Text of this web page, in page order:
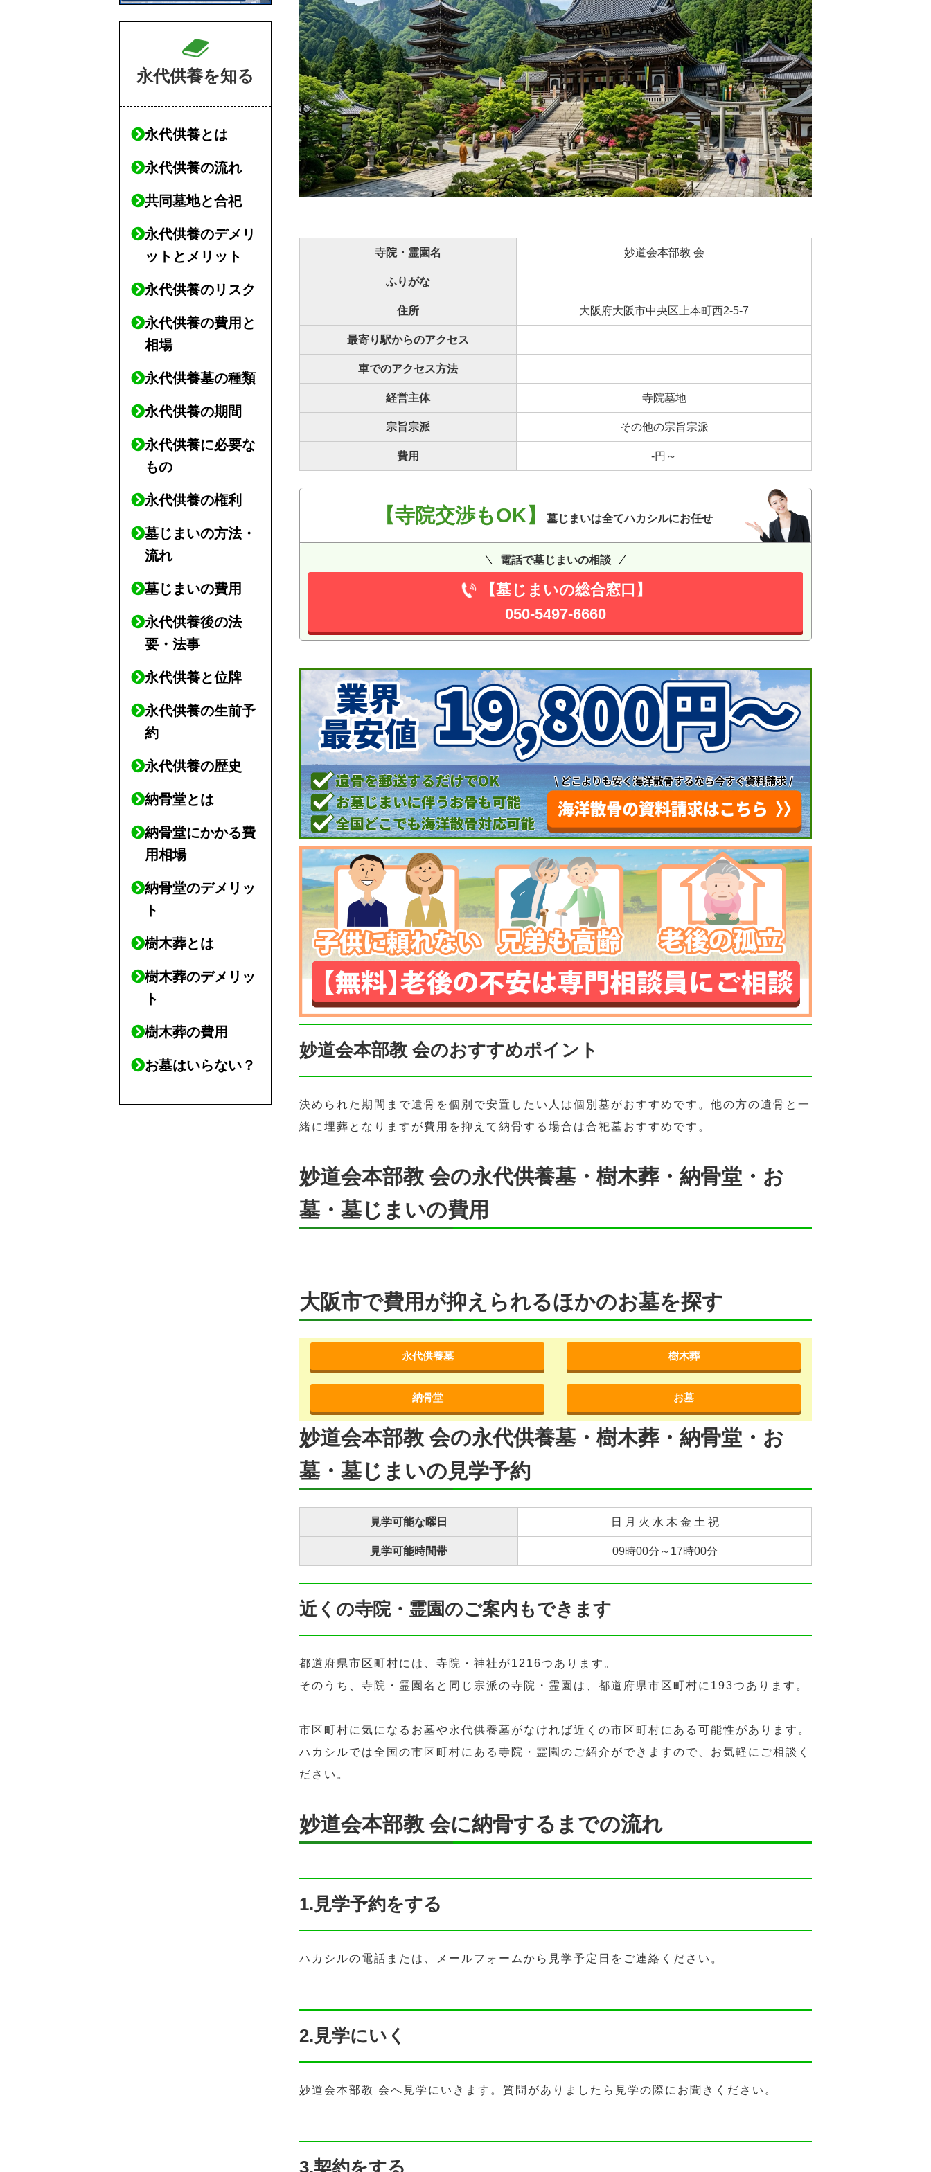
寺院・霊園名 妙道会本部教 会
ふりがな
住所 大阪府大阪市中央区上本町西2-5-7
最寄り駅からのアクセス
車でのアクセス方法
経営主体 寺院墓地
宗旨宗派 その他の宗旨宗派
費用 -円～
【寺院交渉もOK】 墓じまいは全てハカシルにお任せ
電話で墓じまいの相談
【墓じまいの総合窓口】
050-5497-6660
妙道会本部教 会のおすすめポイント
決められた期間まで遺骨を個別で安置したい人は個別墓がおすすめです。他の方の遺骨と一
緒に埋葬となりますが費用を抑えて納骨する場合は合祀墓おすすめです。
妙道会本部教 会の永代供養墓・樹木葬・納骨堂・お
墓・墓じまいの費用
大阪市で費用が抑えられるほかのお墓を探す
永代供養墓 樹木葬
納骨堂 お墓
妙道会本部教 会の永代供養墓・樹木葬・納骨堂・お
墓・墓じまいの見学予約
見学可能な曜日 日 月 火 水 木 金 土 祝
見学可能時間帯 09時00分～17時00分
近くの寺院・霊園のご案内もできます
都道府県市区町村には、寺院・神社が1216つあります。
そのうち、寺院・霊園名と同じ宗派の寺院・霊園は、都道府県市区町村に193つあります。
市区町村に気になるお墓や永代供養墓がなければ近くの市区町村にある可能性があります。
ハカシルでは全国の市区町村にある寺院・霊園のご紹介ができますので、お気軽にご相談く
ださい。
妙道会本部教 会に納骨するまでの流れ
1.見学予約をする
ハカシルの電話または、メールフォームから見学予定日をご連絡ください。
2.見学にいく
妙道会本部教 会へ見学にいきます。質問がありましたら見学の際にお聞きください。
3.契約をする
永代供養を知る
永代供養とは
永代供養の流れ
共同墓地と合祀
永代供養のデメリ
ットとメリット
永代供養のリスク
永代供養の費用と
相場
永代供養墓の種類
永代供養の期間
永代供養に必要な
もの
永代供養の権利
墓じまいの方法・
流れ
墓じまいの費用
永代供養後の法
要・法事
永代供養と位牌
永代供養の生前予
約
永代供養の歴史
納骨堂とは
納骨堂にかかる費
用相場
納骨堂のデメリッ
ト
樹木葬とは
樹木葬のデメリッ
ト
樹木葬の費用
お墓はいらない？